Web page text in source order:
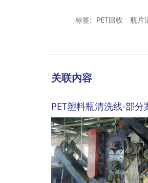
标签: PET回收 瓶片
关联内容
PET塑料瓶清洗线-部分